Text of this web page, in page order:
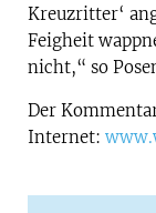
Kreuzritter‘
Feigheit
nicht,“ so
Der
Internet: